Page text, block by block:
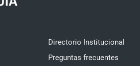
Directorio Institucional
Preguntas frecuentes